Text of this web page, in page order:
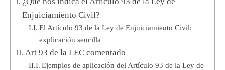
Enjuiciamiento Civil?
El Artículo 93 de la Ley de Enjuiciamiento Civil:
explicación sencilla
Art 93 de la LEC comentado
Ejemplos de aplicación del Artículo 93 de la Ley de